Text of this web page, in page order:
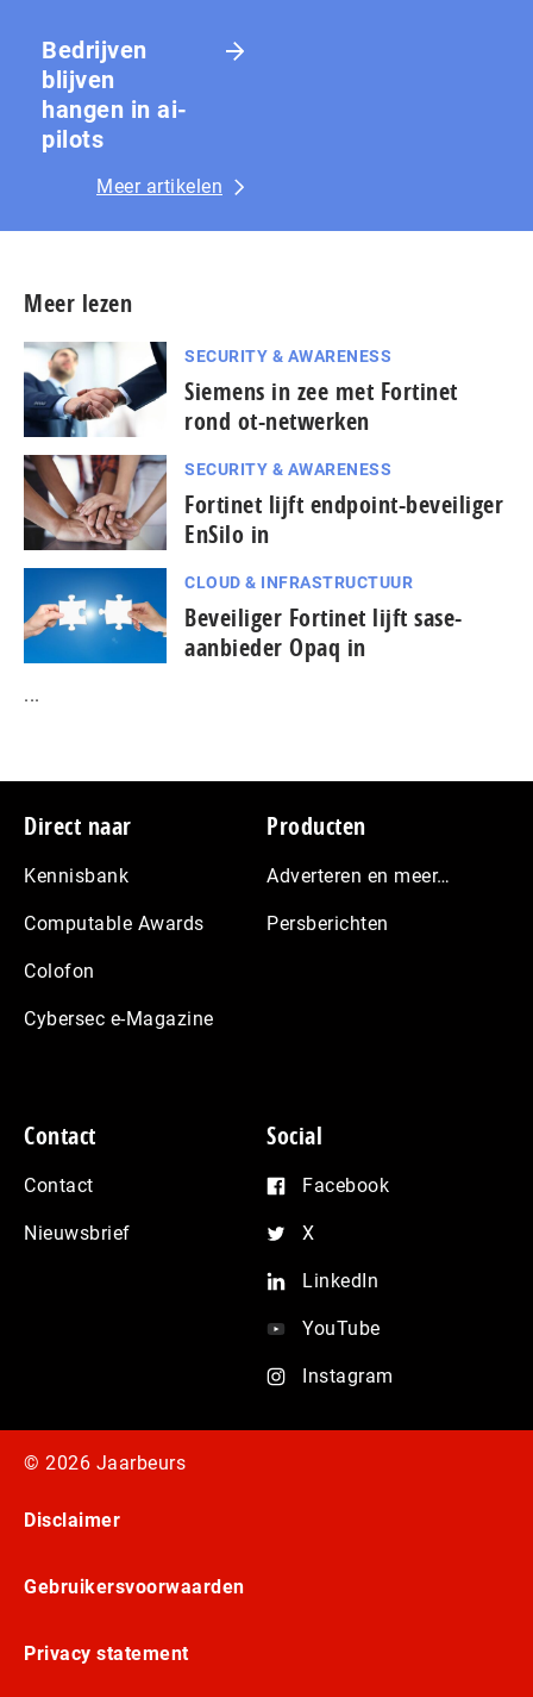
Bedrijven
blijven
hangen in ai-
pilots
Meer artikelen
Meer lezen
SECURITY & AWARENESS
Siemens in zee met Fortinet
rond ot-netwerken
SECURITY & AWARENESS
Fortinet lijft endpoint-beveiliger
EnSilo in
CLOUD & INFRASTRUCTUUR
Beveiliger Fortinet lijft sase-
aanbieder Opaq in
...
Footer
Direct naar
Kennisbank
Computable Awards
Colofon
Cybersec e-Magazine
Producten
Adverteren en meer…
Persberichten
Contact
Contact
Nieuwsbrief
Social
Facebook
X
LinkedIn
YouTube
Instagram
© 2026 Jaarbeurs
Disclaimer
Gebruikersvoorwaarden
Privacy statement